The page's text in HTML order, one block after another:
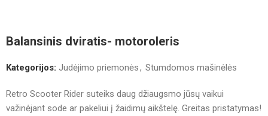
Balansinis dviratis- motoroleris
Kategorijos: Judėjimo priemonės, Stumdomos mašinėlės
Retro Scooter Rider suteiks daug džiaugsmo jūsų vaikui
važinėjant sode ar pakeliui į žaidimų aikštelę. Greitas pristatymas!